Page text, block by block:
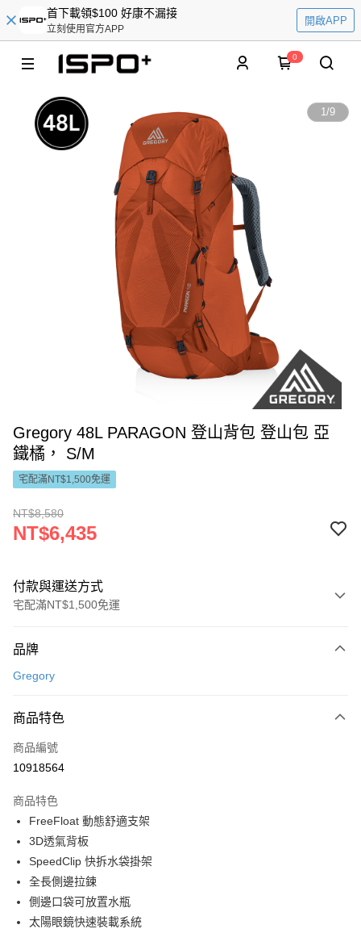
首下載領$100 好康不漏接
立刻使用官方APP
開啟APP
0
1/9
Gregory 48L PARAGON 登山背包 登山包 亞
鐵橘， S/M
宅配滿NT$1,500免運
NT$8,580
NT$6,435
付款與運送方式
宅配滿NT$1,500免運
信用卡一次付款
Apple Pay
悠遊付
宅配-本島
每筆NT$100，滿NT$1,500(含以上)免運費
品牌
Gregory
商品特色
商品編號
10918564
商品特色
FreeFloat 動態舒適支架
3D透氣背板
SpeedClip 快拆水袋掛架
全長側邊拉鍊
側邊口袋可放置水瓶
太陽眼鏡快速裝載系統